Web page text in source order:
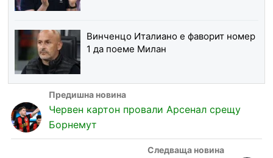
Винченцо Италиано е фаворит номер
1 да поеме Милан
Червен картон провали Арсенал срещу
Борнемут